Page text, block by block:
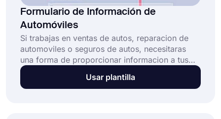
Formulario de Información de
Automóviles
Si trabajas en ventas de autos, reparacion de
automoviles o seguros de autos, necesitaras
una forma de proporcionar informacion a tus
clientes sobre los automoviles. Un formulario de
informacion sobre automoviles te ayudara con
Usar plantilla